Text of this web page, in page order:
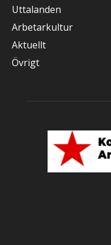
Uttalanden
Arbetarkultur
Aktuellt
Övrigt